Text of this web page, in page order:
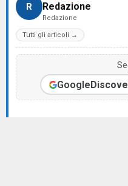
R Redazione
Redazione
Tutti gli articoli →
Google